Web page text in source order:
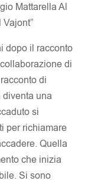
Mattarella Al
dopo il racconto
di
di
una
si
per richiamare
Quella
che inizia
Si sono